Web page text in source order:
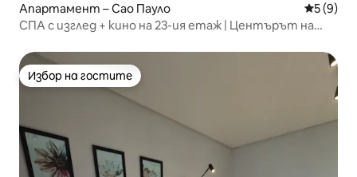
Апартамент – Сао Пауло Средна
5 (9)
СПА с изглед + кино на 23-ия етаж | Центърът на
Избор на гостите
Избор на гостите